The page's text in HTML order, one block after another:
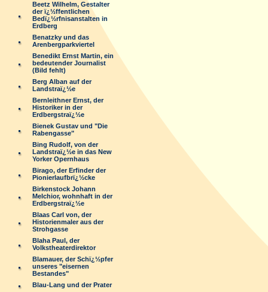
Beetz Wilhelm, Gestalter
der ï¿½ffentlichen
Bedï¿½rfnisanstalten in
Erdberg
Benatzky und das
Arenbergparkviertel
Benedikt Ernst Martin, ein
bedeutender Journalist
(Bild fehlt)
Berg Alban auf der
Landstraï¿½e
Bernleithner Ernst, der
Historiker in der
Erdbergstraï¿½e
Bienek Gustav und "Die
Rabengasse"
Bing Rudolf, von der
Landstraï¿½e in das New
Yorker Opernhaus
Birago, der Erfinder der
Pionierlaufbrï¿½cke
Birkenstock Johann
Melchior, wohnhaft in der
Erdbergstraï¿½e
Blaas Carl von, der
Historienmaler aus der
Strohgasse
Blaha Paul, der
Volkstheaterdirektor
Blamauer, der Schï¿½pfer
unseres "eisernen
Bestandes"
Blau-Lang und der Prater